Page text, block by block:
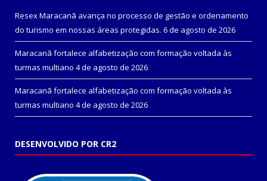
Resex Maracanã avança no processo de gestão e ordenamento
do turismo em nossas áreas protegidas. 6 de agosto de 2026
Maracanã fortalece alfabetização com formação voltada às
turmas multiano 4 de agosto de 2026
Maracanã fortalece alfabetização com formação voltada às
turmas multiano 4 de agosto de 2026
DESENVOLVIDO POR CR2